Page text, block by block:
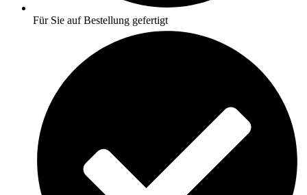
Für Sie auf Bestellung gefertigt